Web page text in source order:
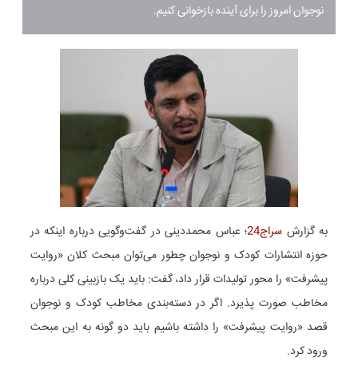
نوجوان امروز را برای آینده بازخوانی کنیم.
به گزارش سراج24
؛ عباس محمددینی در گفت‌وگویی درباره اینکه در
حوزه انتشارات کودک و نوجوان چطور می‌توان مبحث کلان «روایت
پیشرفت» را محور تولیدات قرار داد، گفت: باید یک بازبینی کلی درباره
مخاطب صورت پذیرد. اگر در دسته‌بندی مخاطب کودک و نوجوان
قصد «روایت پیشرفت» را داشته باشیم باید دو گونه به این مبحث
ورود کرد.